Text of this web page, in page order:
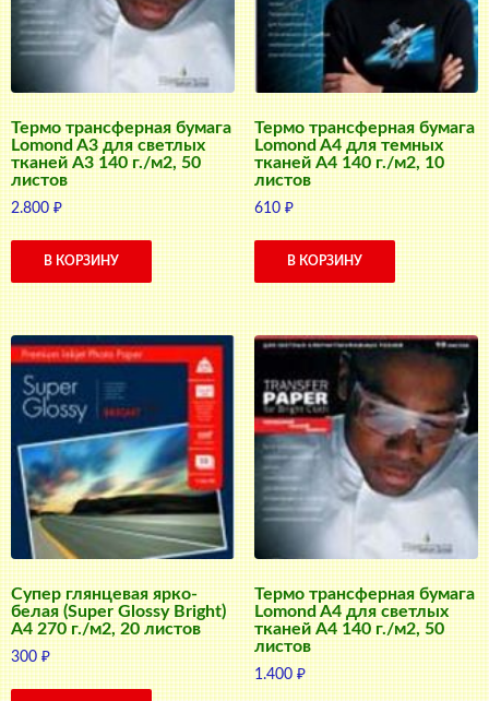
Термо трансферная бумага
Lomond A3 для светлых
тканей A3 140 г./м2, 50
листов
2.800₽
В КОРЗИНУ
Термо трансферная бумага
Lomond A4 для темных
тканей A4 140 г./м2, 10
листов
610₽
В КОРЗИНУ
Супер глянцевая ярко-
белая (Super Glossy Bright)
A4 270 г./м2, 20 листов
300₽
Термо трансферная бумага
Lomond A4 для светлых
тканей A4 140 г./м2, 50
листов
1.400₽